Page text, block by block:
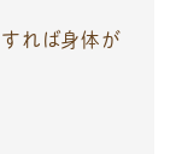
すれば身体が